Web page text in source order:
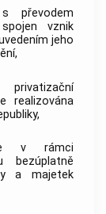
převodem
vznik
jeho
realizována
v rámci
bezúplatně
a majetek